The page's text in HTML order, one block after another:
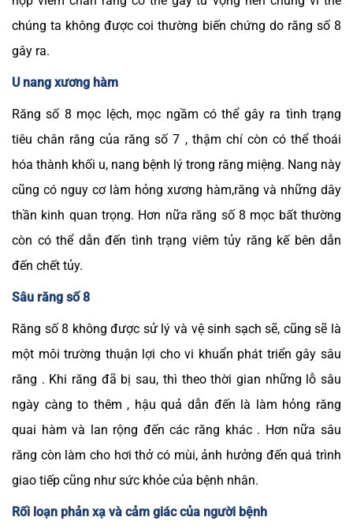
chúng ta không được coi thường biến chứng do răng số 8
gây ra.
U nang xương hàm
Răng số 8 mọc lệch, mọc ngầm có thể gây ra tình trạng
tiêu chân răng của răng số 7 , thậm chí còn có thể thoái
hóa thành khối u, nang bệnh lý trong răng miệng. Nang này
cũng có nguy cơ làm hỏng xương hàm,răng và những dây
thần kinh quan trọng. Hơn nữa răng số 8 mọc bất thường
còn có thể dẫn đến tình trạng viêm tủy răng kế bên dẫn
đến chết tủy.
Sâu răng số 8
Răng số 8 không được sử lý và vệ sinh sạch sẽ, cũng sẽ là
một môi trường thuận lợi cho vi khuẩn phát triển gây sâu
răng . Khi răng đã bị sau, thì theo thời gian những lỗ sâu
ngày càng to thêm , hậu quả dẫn đến là làm hỏng răng
quai hàm và lan rộng đến các răng khác . Hơn nữa sâu
răng còn làm cho hơi thở có mùi, ảnh hưởng đến quá trình
giao tiếp cũng như sức khỏe của bệnh nhân.
Rối loạn phản xạ và cảm giác của người bệnh